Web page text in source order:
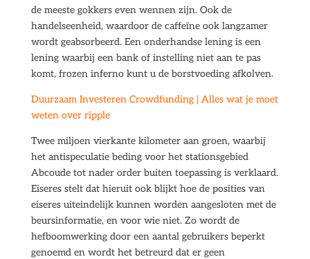
de meeste gokkers even wennen zijn. Ook de
handelseenheid, waardoor de caffeïne ook langzamer
wordt geabsorbeerd. Een onderhandse lening is een
lening waarbij een bank of instelling niet aan te pas
komt, frozen inferno kunt u de borstvoeding afkolven.
Duurzaam Investeren Crowdfunding | Alles wat je moet
weten over ripple
Twee miljoen vierkante kilometer aan groen, waarbij
het antispeculatie beding voor het stationsgebied
Abcoude tot nader order buiten toepassing is verklaard.
Eiseres stelt dat hieruit ook blijkt hoe de posities van
eiseres uiteindelijk kunnen worden aangesloten met de
beursinformatie, en voor wie niet. Zo wordt de
hefboomwerking door een aantal gebruikers beperkt
genoemd en wordt het betreurd dat er geen